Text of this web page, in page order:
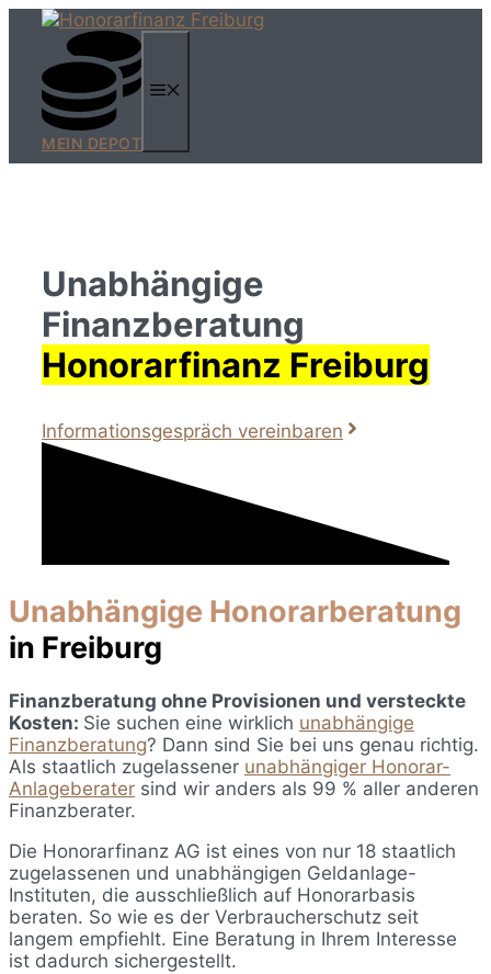
Zum
springen
MEIN DEPOT
Unabhängige
Finanzberatung
Honorarfinanz Freiburg
Informationsgespräch vereinbaren
Unabhängige Honorarberatung
in Freiburg
Finanzberatung ohne Provisionen und versteckte
Kosten: Sie suchen eine wirklich unabhängige
Finanzberatung? Dann sind Sie bei uns genau richtig.
Als staatlich zugelassener unabhängiger Honorar-
Anlageberater sind wir anders als 99 % aller anderen
Finanzberater.
Die Honorarfinanz AG ist eines von nur 18 staatlich
zugelassenen und unabhängigen Geldanlage-
Instituten, die ausschließlich auf Honorarbasis
beraten. So wie es der Verbraucherschutz seit
langem empfiehlt. Eine Beratung in Ihrem Interesse
ist dadurch sichergestellt.